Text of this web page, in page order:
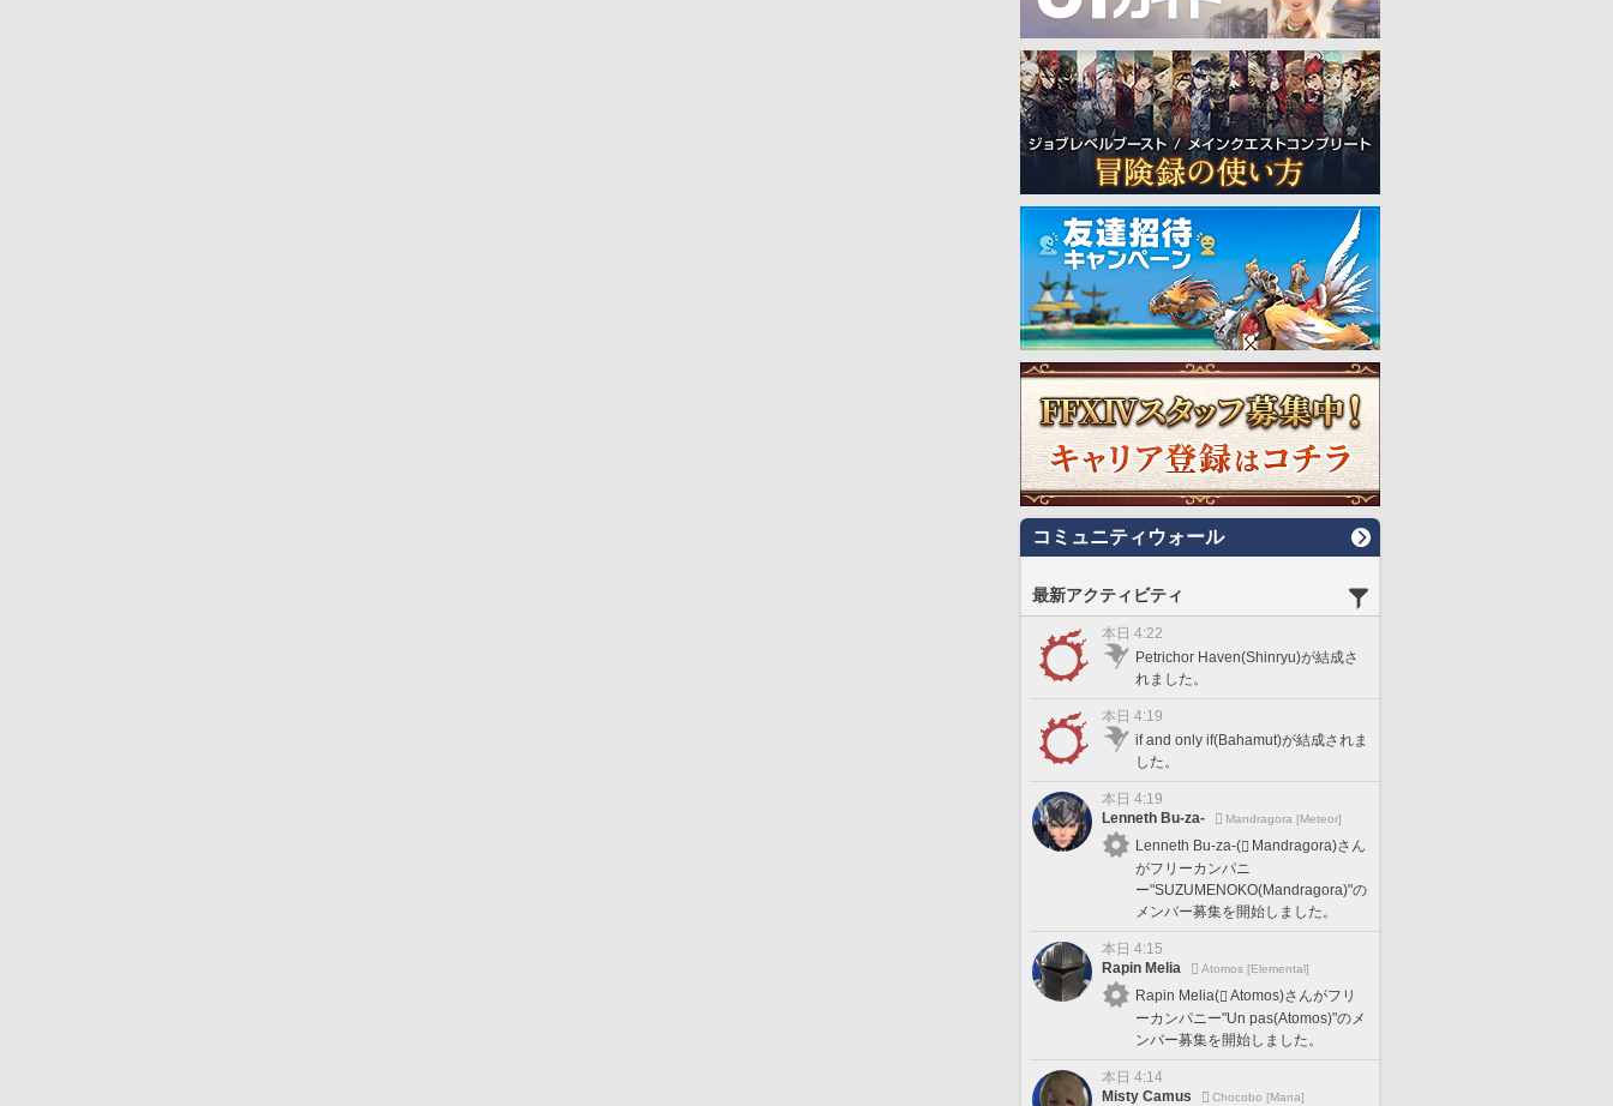
コミュニティウォール
最新アクティビティ
本日 4:22
Petrichor Haven(Shinryu)が結成さ
れました。
本日 4:19
if and only if(Bahamut)が結成されま
した。
本日 4:19
Lenneth Bu-za-
Mandragora [Meteor]
Lenneth Bu-za-(
Mandragora)さん
がフリーカンパニ
ー"SUZUMENOKO(Mandragora)"の
メンバー募集を開始しました。
本日 4:15
Rapin Melia
Atomos [Elemental]
Rapin Melia(
Atomos)さんがフリ
ーカンパニー"Un pas(Atomos)"のメ
ンバー募集を開始しました。
本日 4:14
Misty Camus
Chocobo [Mana]